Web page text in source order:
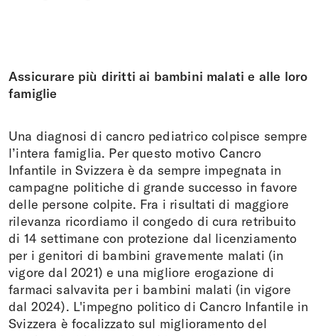
Assicurare più diritti ai bambini malati e alle loro
famiglie
Una diagnosi di cancro pediatrico colpisce sempre
l’intera famiglia. Per questo motivo Cancro
Infantile in Svizzera è da sempre impegnata in
campagne politiche di grande successo in favore
delle persone colpite. Fra i risultati di maggiore
rilevanza ricordiamo il congedo di cura retribuito
di 14 settimane con protezione dal licenziamento
per i genitori di bambini gravemente malati (in
vigore dal 2021) e una migliore erogazione di
farmaci salvavita per i bambini malati (in vigore
dal 2024). L'impegno politico di Cancro Infantile in
Svizzera è focalizzato sul miglioramento del